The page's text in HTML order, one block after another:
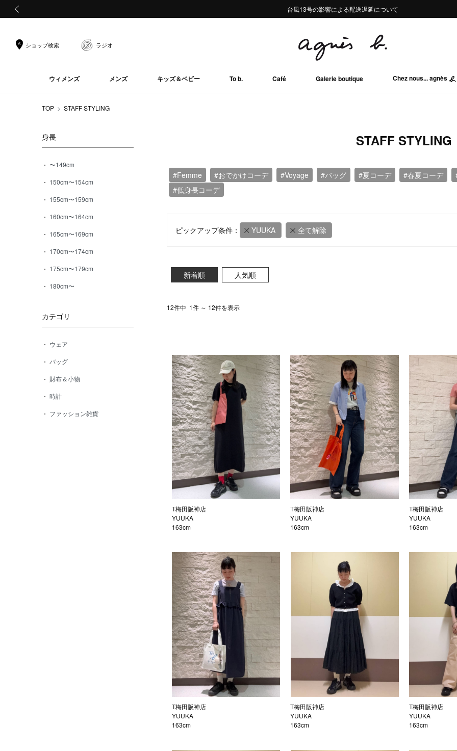
熊本地域地震の影響による配送遅延について
Summer Sale 2buy10%OFF!!
台風13号の影響による配送遅延について
熊本地域地震の影響による配送遅延について
Summer Sale 2buy10%OFF!!
ショップ検索 ラジオ
ウィメンズ メンズ キッズ＆ベビー To b. Café Galerie boutique Chez nous... agnès
TOP STAFF STYLING
身長
〜149cm
150cm〜154cm
155cm〜159cm
160cm〜164cm
165cm〜169cm
170cm〜174cm
175cm〜179cm
180cm〜
カテゴリ
ウェア
バッグ
財布＆小物
時計
ファッション雑貨
STAFF STYLING
#Femme #おでかけコーデ #Voyage #バッグ #夏コーデ #春夏コーデ
#低身長コーデ
ピックアップ条件： YUUKA 全て解除
新着順 人気順
12件中 1件 ～ 12件を表示
T梅田阪神店
YUUKA
163cm
T梅田阪神店
YUUKA
163cm
T梅田阪神店
YUUKA
163cm
T梅田阪神店
YUUKA
163cm
T梅田阪神店
YUUKA
163cm
T梅田阪神店
YUUKA
163cm